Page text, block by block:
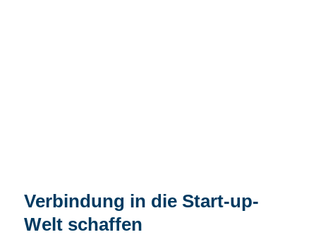
Verbindung in die Start-up-
Welt schaffen